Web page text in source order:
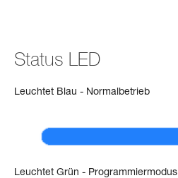
Status LED
Leuchtet Blau - Normalbetrieb
Leuchtet Grün - Programmiermodus